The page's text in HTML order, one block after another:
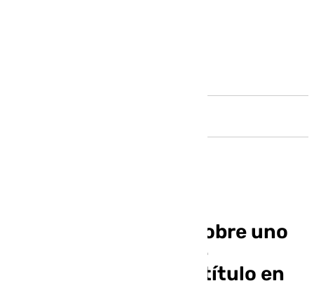
Jonathan Barreiro, sobre uno
de sus objetivos: «Me
encantaría ganar un título en